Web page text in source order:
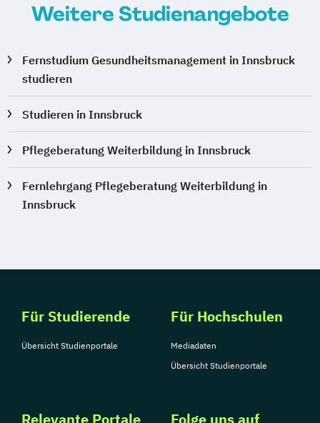
Weitere Studienangebote
Fernstudium Gesundheitsmanagement in Innsbruck
studieren
Studieren in Innsbruck
Pflegeberatung Weiterbildung in Innsbruck
Fernlehrgang Pflegeberatung Weiterbildung in
Innsbruck
Für Studierende
Übersicht Studienportale
Für Hochschulen
Mediadaten
Übersicht Studienportale